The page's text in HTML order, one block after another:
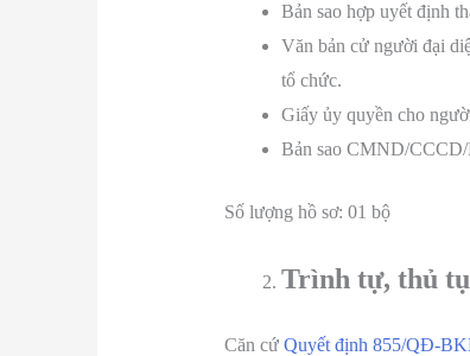
Bản sao hợp uyết định
Văn bản cử người đại
tổ chức.
Giấy ủy quyền cho
Bản sao CMND/
Số lượng hồ sơ: 01 bộ
Trình tự, thủ
Căn cứQuyết định 855/QĐ-